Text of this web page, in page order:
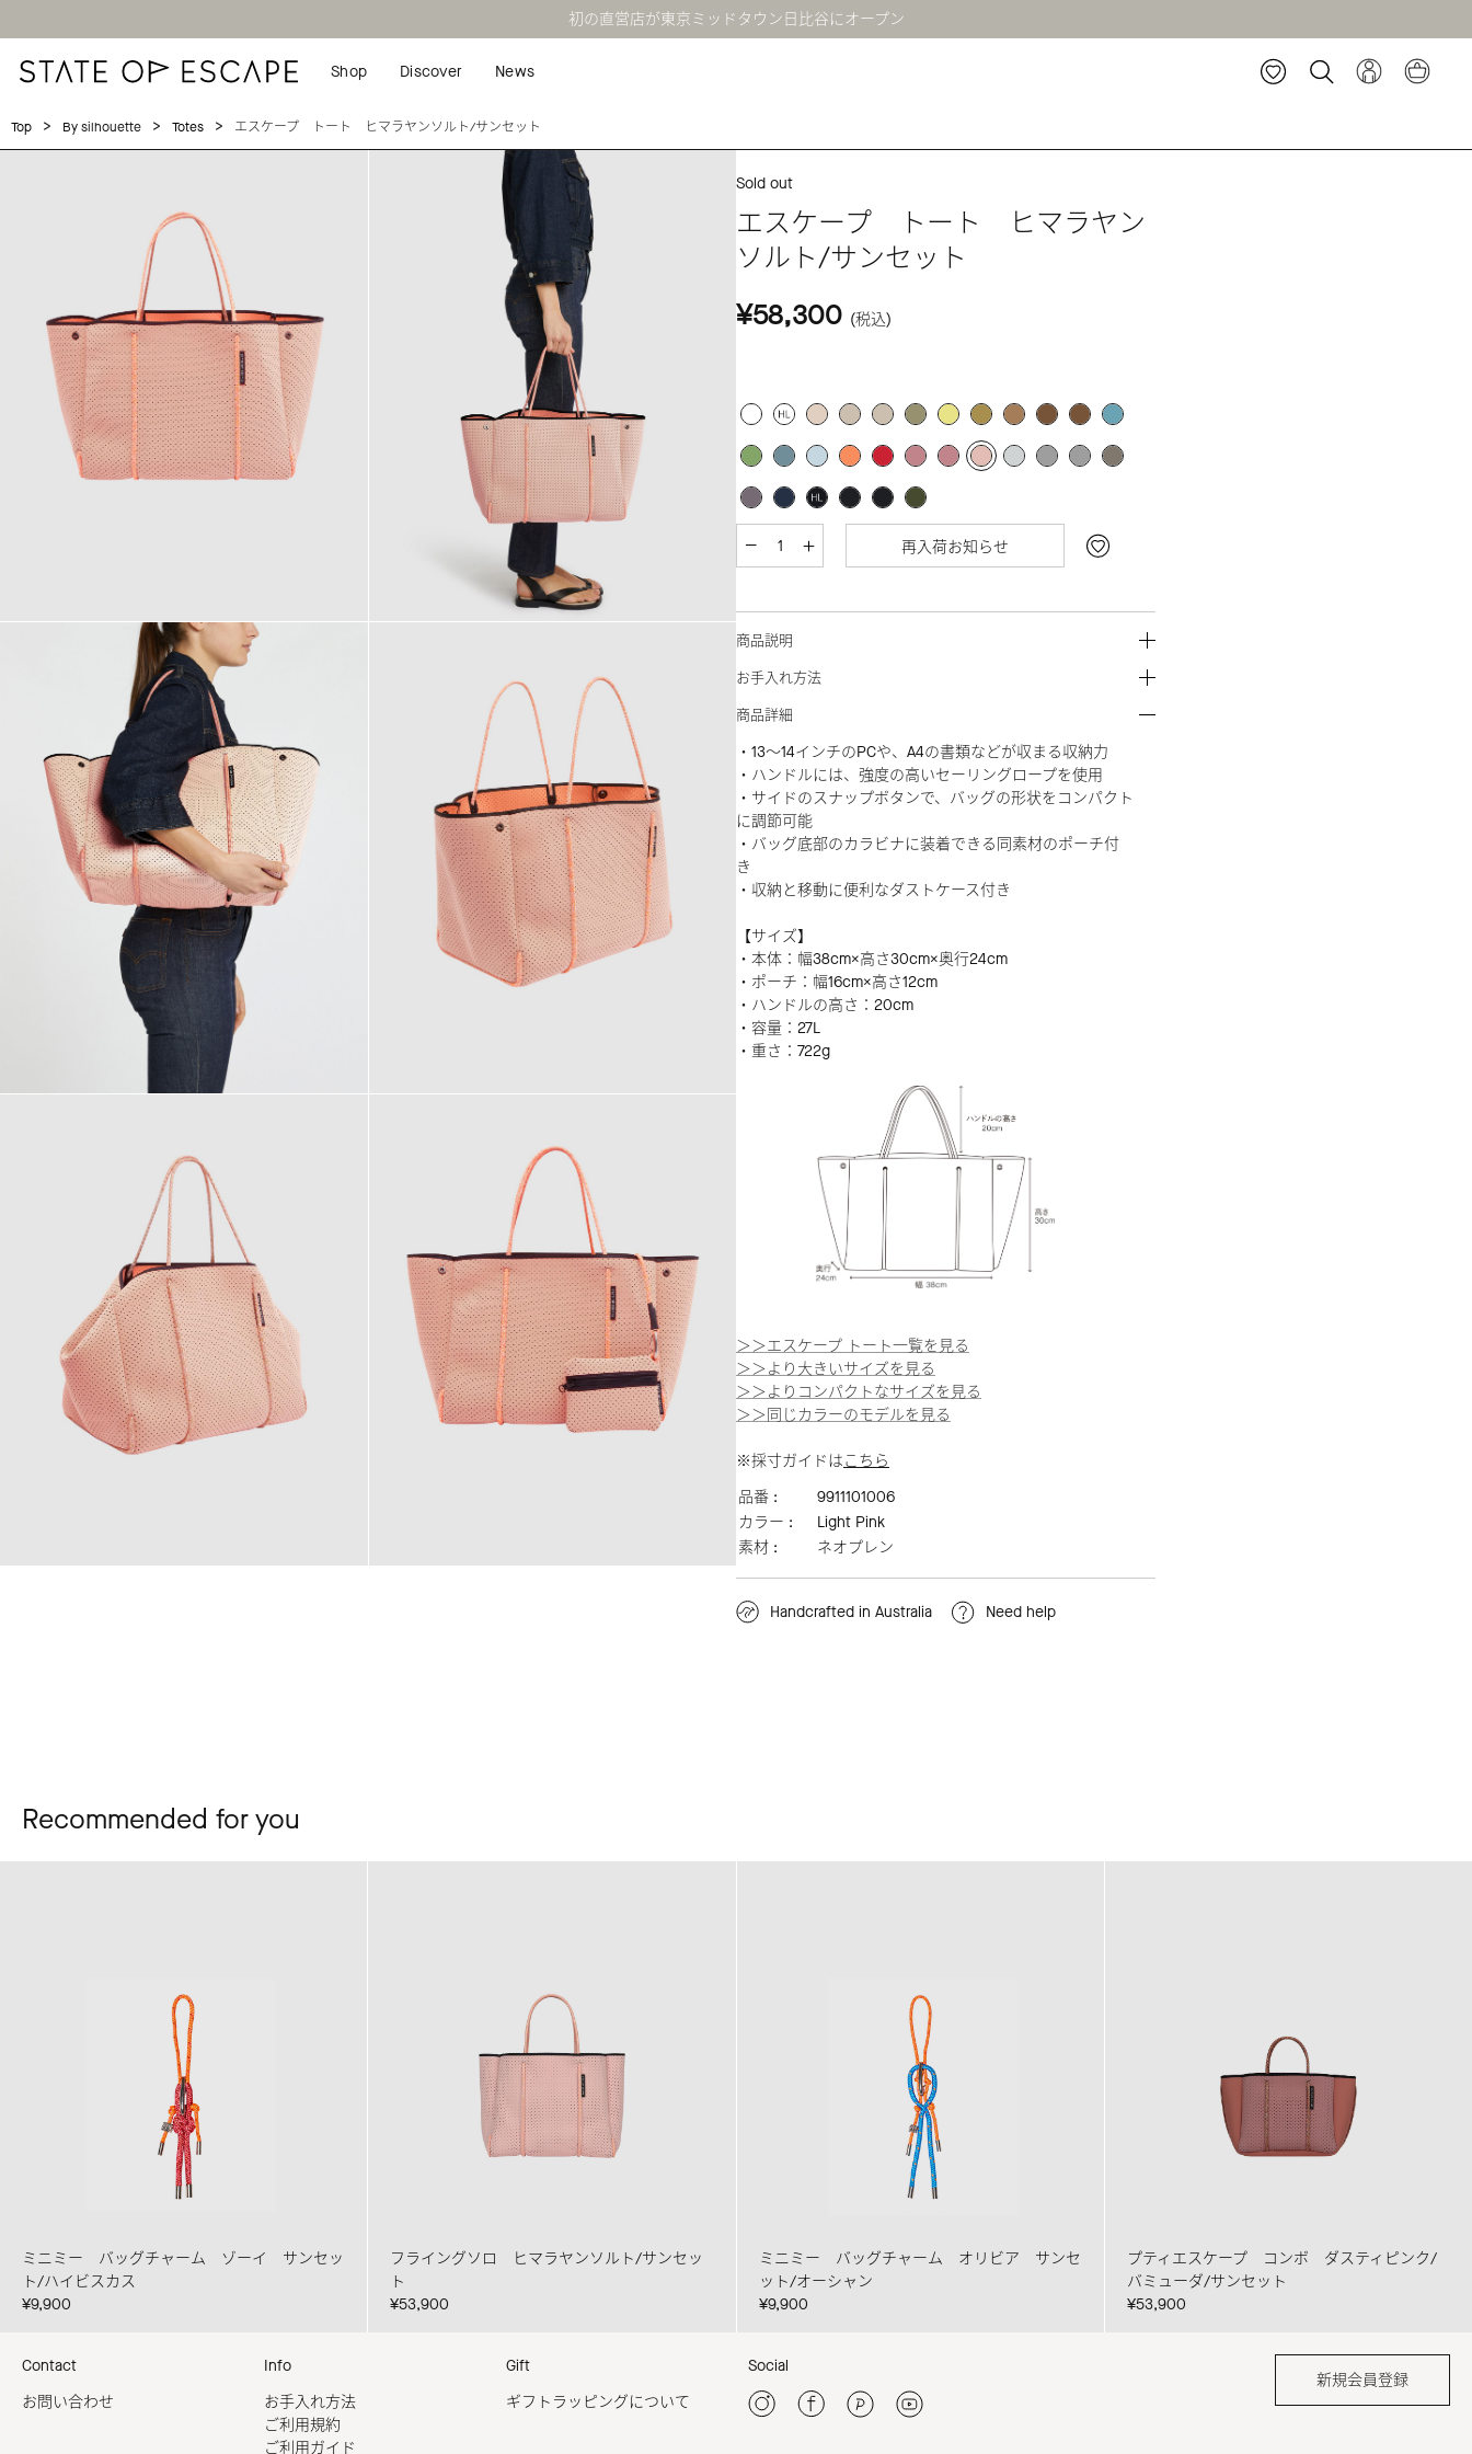
初の直営店が東京ミッドタウン日比谷にオープン
Shop Discover News
Top > By silhouette > Totes > エスケープ トート ヒマラヤンソルト/サンセット
Sold out
エスケープ トート ヒマラヤン
ソルト/サンセット
¥58,300 (税込)
再入荷お知らせ
商品説明
お手入れ方法
商品詳細
・13～14インチのPCや、A4の書類などが収まる収納力
・ハンドルには、強度の高いセーリングロープを使用
・サイドのスナップボタンで、バッグの形状をコンパクト
に調節可能
・バッグ底部のカラビナに装着できる同素材のポーチ付
き
・収納と移動に便利なダストケース付き
【サイズ】
・本体：幅38cm×高さ30cm×奥行24cm
・ポーチ：幅16cm×高さ12cm
・ハンドルの高さ：20cm
・容量：27L
・重さ：722g
＞＞エスケープ トート一覧を見る
＞＞より大きいサイズを見る
＞＞よりコンパクトなサイズを見る
＞＞同じカラーのモデルを見る
※採寸ガイドはこちら
品番 :
9911101006
カラー :
Light Pink
素材 :
ネオプレン
Handcrafted in Australia Need help
Recommended for you
ミニミー バッグチャーム ゾーイ サンセッ
ト/ハイビスカス
¥9,900
フライングソロ ヒマラヤンソルト/サンセッ
ト
¥53,900
ミニミー バッグチャーム オリビア サンセ
ット/オーシャン
¥9,900
プティエスケープ コンボ ダスティピンク/
バミューダ/サンセット
¥53,900
Contact
お問い合わせ
Info
お手入れ方法
ご利用規約
ご利用ガイド
Gift
ギフトラッピングについて
Social
新規会員登録